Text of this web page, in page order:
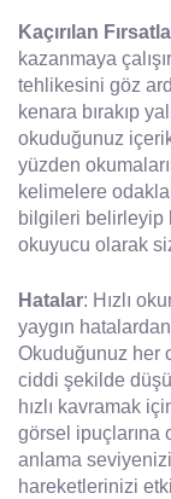
Kaçırılan
kazanmaya
tehlikesini göz
kenara bırakıp
okuduğunuz
yüzden
kelimelere
bilgileri belirleyip
okuyucu olarak
Hatalar: Hızlı
yaygın
Okuduğunuz her
ciddi şekilde
hızlı kavramak
görsel ipuçlarına
anlama seviyenizi
hareketlerinizi